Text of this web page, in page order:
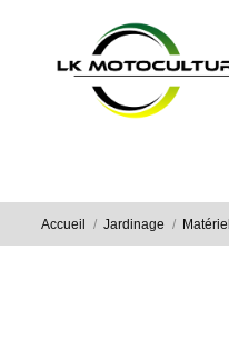
Accueil Jardinage Matériel